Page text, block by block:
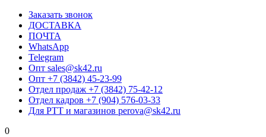
Заказать звонок
ДОСТАВКА
ПОЧТА
WhatsApp
Telegram
Опт sales@sk42.ru
Опт +7 (3842) 45-23-99
Отдел продаж +7 (3842) 75-42-12
Отдел кадров +7 (904) 576-03-33
Для РТТ и магазинов perova@sk42.ru
0